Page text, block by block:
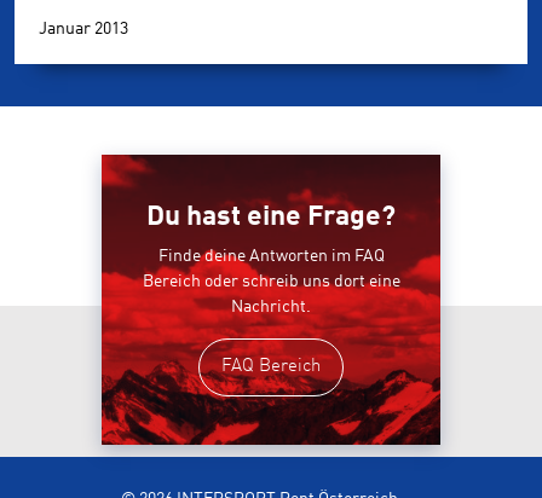
Januar 2013
Du hast eine Frage?
Finde deine Antworten im FAQ
Bereich oder schreib uns dort eine
Nachricht.
FAQ Bereich